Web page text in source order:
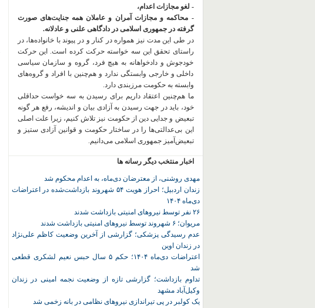
- لغو مجازات اعدام،
- محاکمه و مجازات آمران و عاملان همه جنایت‌های صورت
گرفته در جمهوری اسلامی در دادگاهی علنی و عادلانه.
در طی این مدت نیز همواره در کنار و در پیوند با خانواده‌ها، در
راستای تحقق این سه خواسته حرکت کرده است. این حرکت
خودجوش و دادخواهانه به هیچ فرد، گروه و سازمان سیاسی
داخلی و خارجی وابستگی ندارد و هم‌چنین با افراد و گروه‌های
وابسته به حکومت مرزبندی دارد.
ما هم‌چنین اعتقاد داریم برای رسیدن به سه خواست حداقلی
خود، باید در جهت رسیدن به آزادی بیان و اندیشه، رفع هر گونه
تبعیض و جدایی دین از حکومت نیز تلاش کنیم، زیرا علت اصلی
این بی‌عدالتی‌ها را در ساختار حکومت و قوانین آزادی ستیز و
تبعیض‌آمیز جمهوری اسلامی می‌دانیم.
اخبار منتخب دیگر رسانه ها
مهدی روشنی، از معترضان دی‌ماه، به اعدام محکوم شد
زندان اردبیل؛ احراز هویت ۵۴ شهروند بازداشت‌شده در اعتراضات
دی‌ماه ۱۴۰۴
۲۶ نفر توسط نیروهای امنیتی بازداشت شدند
مریوان؛ ۶ شهروند توسط نیروهای امنیتی بازداشت شدند
عدم رسیدگی پزشکی؛ گزارشی از آخرین وضعیت کاظم علی‌نژاد
در زندان اوین
اعتراضات دی‌ماه ۱۴۰۴؛ حکم ۵ سال حبس نعیم لشکری قطعی
شد
تداوم بازداشت؛ گزارشی تازه از وضعیت نجمه امینی در زندان
وکیل‌آباد مشهد
یک کولبر در پی تیراندازی نیروهای نظامی در بانه زخمی شد